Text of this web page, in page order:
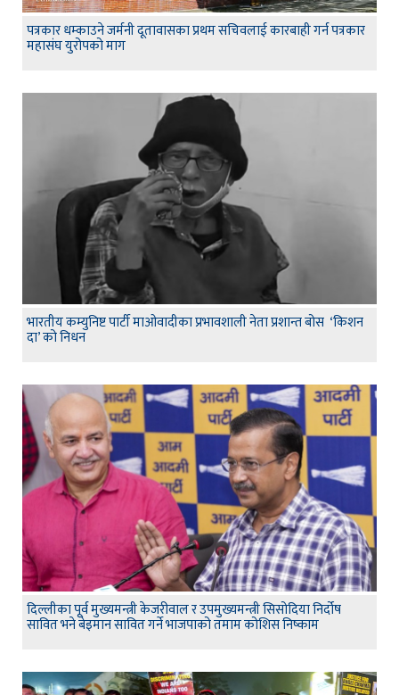
पत्रकार धम्काउने जर्मनी दूतावासका प्रथम सचिवलाई कारबाही गर्न पत्रकार
महासंघ युरोपको माग
भारतीय कम्युनिष्ट पार्टी माओवादीका प्रभावशाली नेता प्रशान्त बोस ‘किशन
दा’ को निधन
दिल्लीका पूर्व मुख्यमन्त्री केजरीवाल र उपमुख्यमन्त्री सिसोदिया निर्दोष
सावित भने बेइमान सावित गर्ने भाजपाको तमाम कोशिस निष्काम